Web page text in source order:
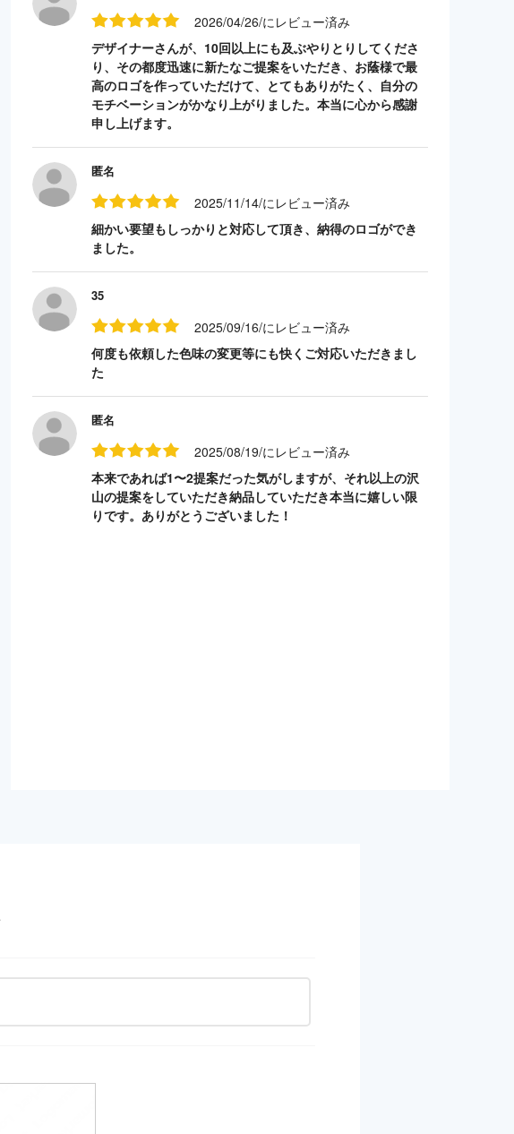
2026/04/26/にレビュー済み
デザイナーさんが、10回以上にも及ぶやりとりしてくださ
り、その都度迅速に新たなご提案をいただき、お蔭様で最
高のロゴを作っていただけて、とてもありがたく、自分の
モチベーションがかなり上がりました。本当に心から感謝
申し上げます。
匿名
2025/11/14/にレビュー済み
細かい要望もしっかりと対応して頂き、納得のロゴができ
ました。
35
2025/09/16/にレビュー済み
何度も依頼した色味の変更等にも快くご対応いただきまし
た
匿名
2025/08/19/にレビュー済み
本来であれば1〜2提案だった気がしますが、それ以上の沢
山の提案をしていただき納品していただき本当に嬉しい限
りです。ありがとうございました！